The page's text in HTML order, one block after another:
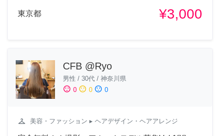
東京都 ¥3,000
CFB @Ryo
男性 / 30代 / 神奈川県
sentiment_satisfied 0 sentiment_neutral 0 sentiment_dissatisfied 0
checkroom 美容・ファッション ▸ ヘアデザイン・ヘアアレンジ